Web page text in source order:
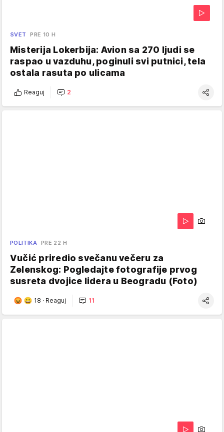
SVET PRE 10 H
Misterija Lokerbija: Avion sa 270 ljudi se
raspao u vazduhu, poginuli svi putnici, tela
ostala rasuta po ulicama
Reaguj 2
POLITIKA PRE 22 H
Vučić priredio svečanu večeru za
Zelenskog: Pogledajte fotografije prvog
susreta dvojice lidera u Beogradu (Foto)
18 · Reaguj 11